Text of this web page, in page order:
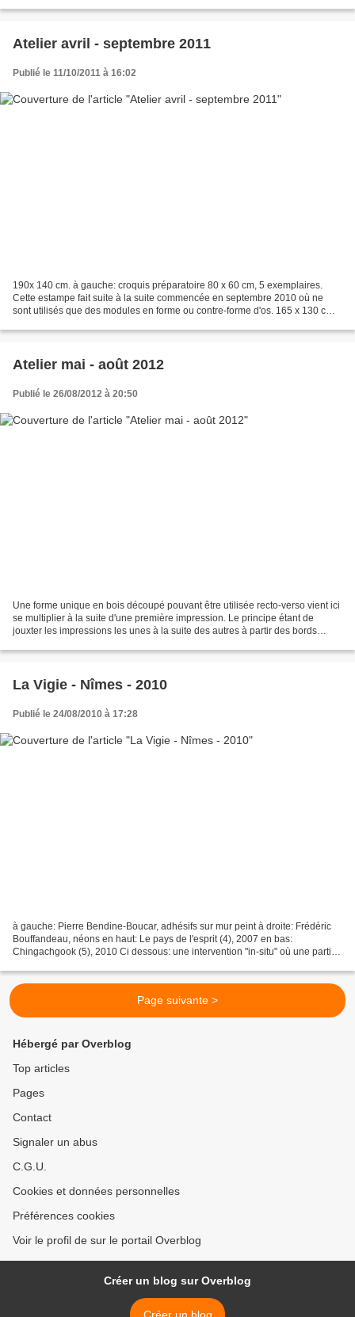
Atelier avril - septembre 2011
Publié le 11/10/2011 à 16:02
190x 140 cm. à gauche: croquis préparatoire 80 x 60 cm, 5 exemplaires.
Cette estampe fait suite à la suite commencée en septembre 2010 où ne
sont utilisés que des modules en forme ou contre-forme d'os. 165 x 130 cm.
Atelier mai - août 2012
Publié le 26/08/2012 à 20:50
Une forme unique en bois découpé pouvant être utilisée recto-verso vient ici
se multiplier à la suite d'une première impression. Le principe étant de
jouxter les impressions les unes à la suite des autres à partir des bords
La Vigie - Nîmes - 2010
Publié le 24/08/2010 à 17:28
à gauche: Pierre Bendine-Boucar, adhésifs sur mur peint à droite: Frédéric
Bouffandeau, néons en haut: Le pays de l'esprit (4), 2007 en bas:
Chingachgook (5), 2010 Ci dessous: une intervention "in-situ" où une partie
Page suivante >
Hébergé par Overblog
Top articles
Pages
Contact
Signaler un abus
C.G.U.
Cookies et données personnelles
Préférences cookies
Voir le profil de sur le portail Overblog
Créer un blog sur Overblog